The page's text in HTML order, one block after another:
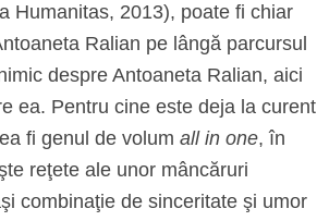
Humanitas, 2013), poate fi chiar
Ralian pe lângă parcursul
despre Antoaneta Ralian, aici
ea. Pentru cine este deja la curent
fi genul de volum all in one, în
reţete ale unor mâncăruri
combinaţie de sinceritate şi umor